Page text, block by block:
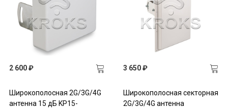
2 600 ₽
Широкополосная 2G/3G/4G
антенна 15 дБ KP15-
3 650 ₽
Широкополосная секторная
2G/3G/4G антенна